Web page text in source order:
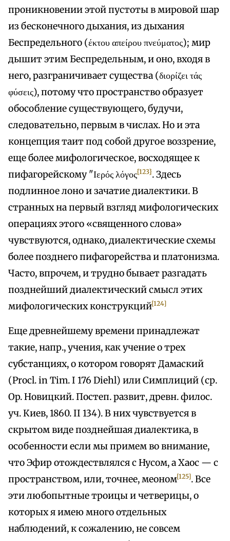
проникновении этой пустоты в мировой шар
из бесконечного дыхания, из дыхания
Беспредельного (έκτου απείρου πνεύματος); мир
дышит этим Беспредельным, и оно, входя в
него, разграничивает существа (διορίζει τάς
φύσεις), потому что пространство образует
обособление существующего, будучи,
следовательно, первым в числах. Но и эта
концепция таит под собой другое воззрение,
еще более мифологическое, восходящее к
пифагорейскому "Ιερός λόγος{123}. Здесь
подлинное лоно и зачатие диалектики. В
странных на первый взгляд мифологических
операциях этого «священного слова»
чувствуются, однако, диалектические схемы
более позднего пифагорейства и платонизма.
Часто, впрочем, и трудно бывает разгадать
позднейший диалектический смысл этих
мифологических конструкций[124]
Еще древнейшему времени принадлежат
такие, напр., учения, как учение о трех
субстанциях, о котором говорят Дамаский
(Procl. in Tim. I 176 Diehl) или Симплиций (ср.
Op. Новицкий. Постеп. развит, древн. филос.
уч. Киев, 1860. II 134). В них чувствуется в
скрытом виде позднейшая диалектика, в
особенности если мы примем во внимание,
что Эфир отождествлялся с Нусом, а Хаос — с
пространством, или, точнее, меоном[125]. Все
эти любопытные троицы и четверицы, о
которых я имею много отдельных
наблюдений, к сожалению, не совсем